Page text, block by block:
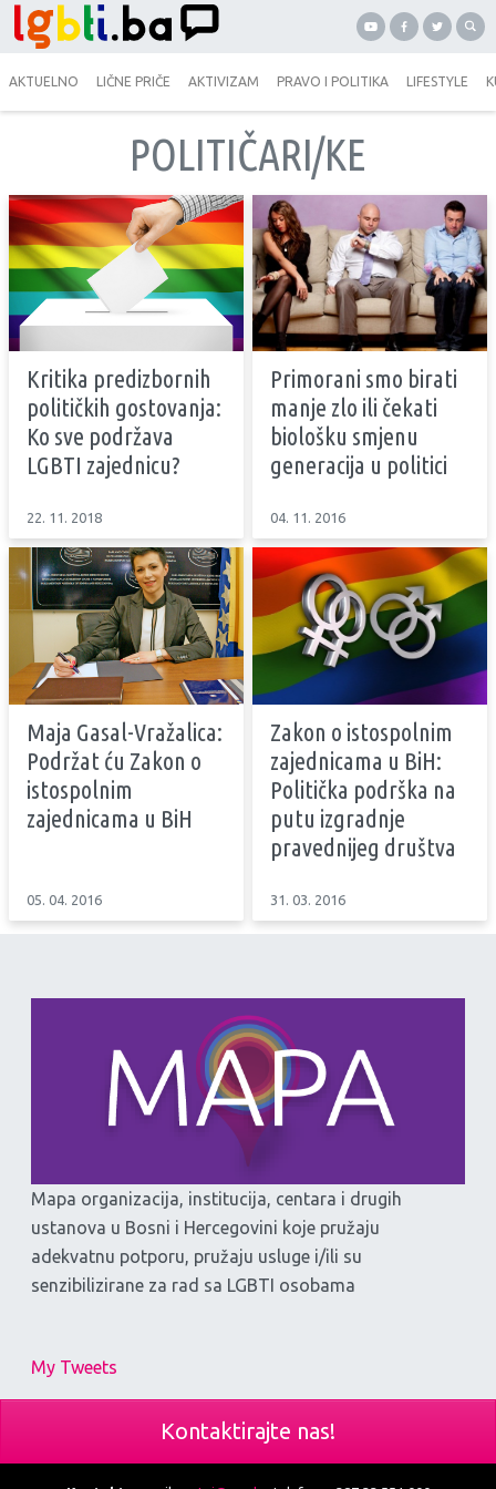
AKTUELNO LIČNE PRIČE AKTIVIZAM PRAVO I POLITIKA LIFESTYLE
POLITIČARI/KE
Kritika predizbornih
političkih gostovanja:
Ko sve podržava
LGBTI zajednicu?
22. 11. 2018
Primorani smo birati
manje zlo ili čekati
biološku smjenu
generacija u politici
04. 11. 2016
Maja Gasal-Vražalica:
Podržat ću Zakon o
istospolnim
zajednicama u BiH
05. 04. 2016
Zakon o istospolnim
zajednicama u BiH:
Politička podrška na
putu izgradnje
pravednijeg društva
31. 03. 2016
Mapa organizacija, institucija, centara i drugih
ustanova u Bosni i Hercegovini koje pružaju
adekvatnu potporu, pružaju usluge i/ili su
senzibilizirane za rad sa LGBTI osobama
My Tweets
Kontaktirajte nas!